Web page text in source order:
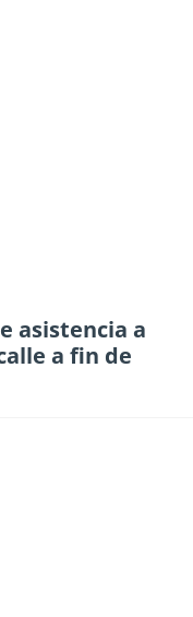
asistencia a
a fin de